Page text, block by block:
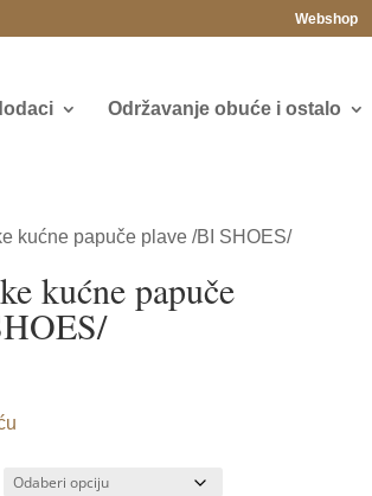
Webshop
Održavanje obuće i ostalo
kućne papuče plave /BI SHOES/
kućne papuče